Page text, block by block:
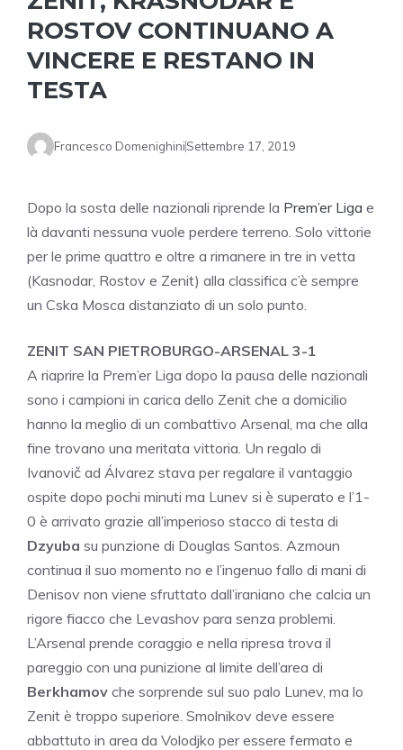
ROSTOV CONTINUANO A
VINCERE E RESTANO IN
TESTA
Francesco DomenighiniSettembre 17, 2019
Dopo la sosta delle nazionali riprende la Prem’er Liga e
là davanti nessuna vuole perdere terreno. Solo vittorie
per le prime quattro e oltre a rimanere in tre in vetta
(Kasnodar, Rostov e Zenit) alla classifica c’è sempre
un Cska Mosca distanziato di un solo punto.
ZENIT SAN PIETROBURGO-ARSENAL 3-1
A riaprire la Prem’er Liga dopo la pausa delle nazionali
sono i campioni in carica dello Zenit che a domicilio
hanno la meglio di un combattivo Arsenal, ma che alla
fine trovano una meritata vittoria. Un regalo di
Ivanovič ad Álvarez stava per regalare il vantaggio
ospite dopo pochi minuti ma Lunev si è superato e l’1-
0 è arrivato grazie all’imperioso stacco di testa di
Dzyuba su punzione di Douglas Santos. Azmoun
continua il suo momento no e l’ingenuo fallo di mani di
Denisov non viene sfruttato dall’iraniano che calcia un
rigore fiacco che Levashov para senza problemi.
L’Arsenal prende coraggio e nella ripresa trova il
pareggio con una punizione al limite dell’area di
Berkhamov che sorprende sul suo palo Lunev, ma lo
Zenit è troppo superiore. Smolnikov deve essere
abbattuto in area da Volodjko per essere fermato e